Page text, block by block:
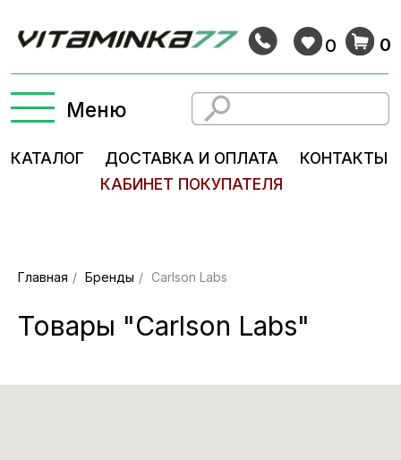
ДОСТАВКА И ОПЛАТА
КАТАЛОГ
0
КОНТАКТЫ
Меню
0
Главная / Бренды / Carlson Labs
Товары "Carlson Labs"